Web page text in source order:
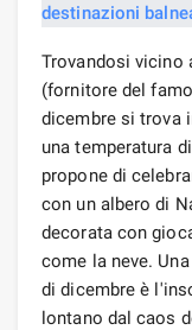
Trovandosi vicino
(fornitore del
dicembre si trova
una temperatura
propone di
con un albero di
decorata con
come la neve.
di dicembre è
lontano dal caos